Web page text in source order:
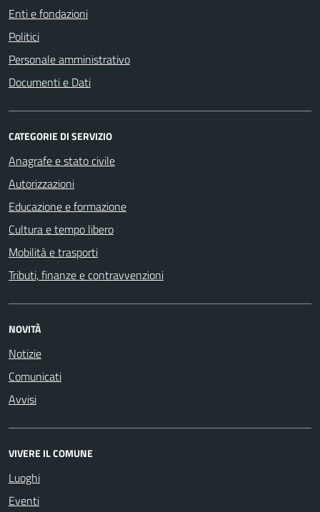
Enti e fondazioni
Politici
Personale amministrativo
Documenti e Dati
CATEGORIE DI SERVIZIO
Anagrafe e stato civile
Autorizzazioni
Educazione e formazione
Cultura e tempo libero
Mobilità e trasporti
Tributi, finanze e contravvenzioni
NOVITÀ
Notizie
Comunicati
Avvisi
VIVERE IL COMUNE
Luoghi
Eventi